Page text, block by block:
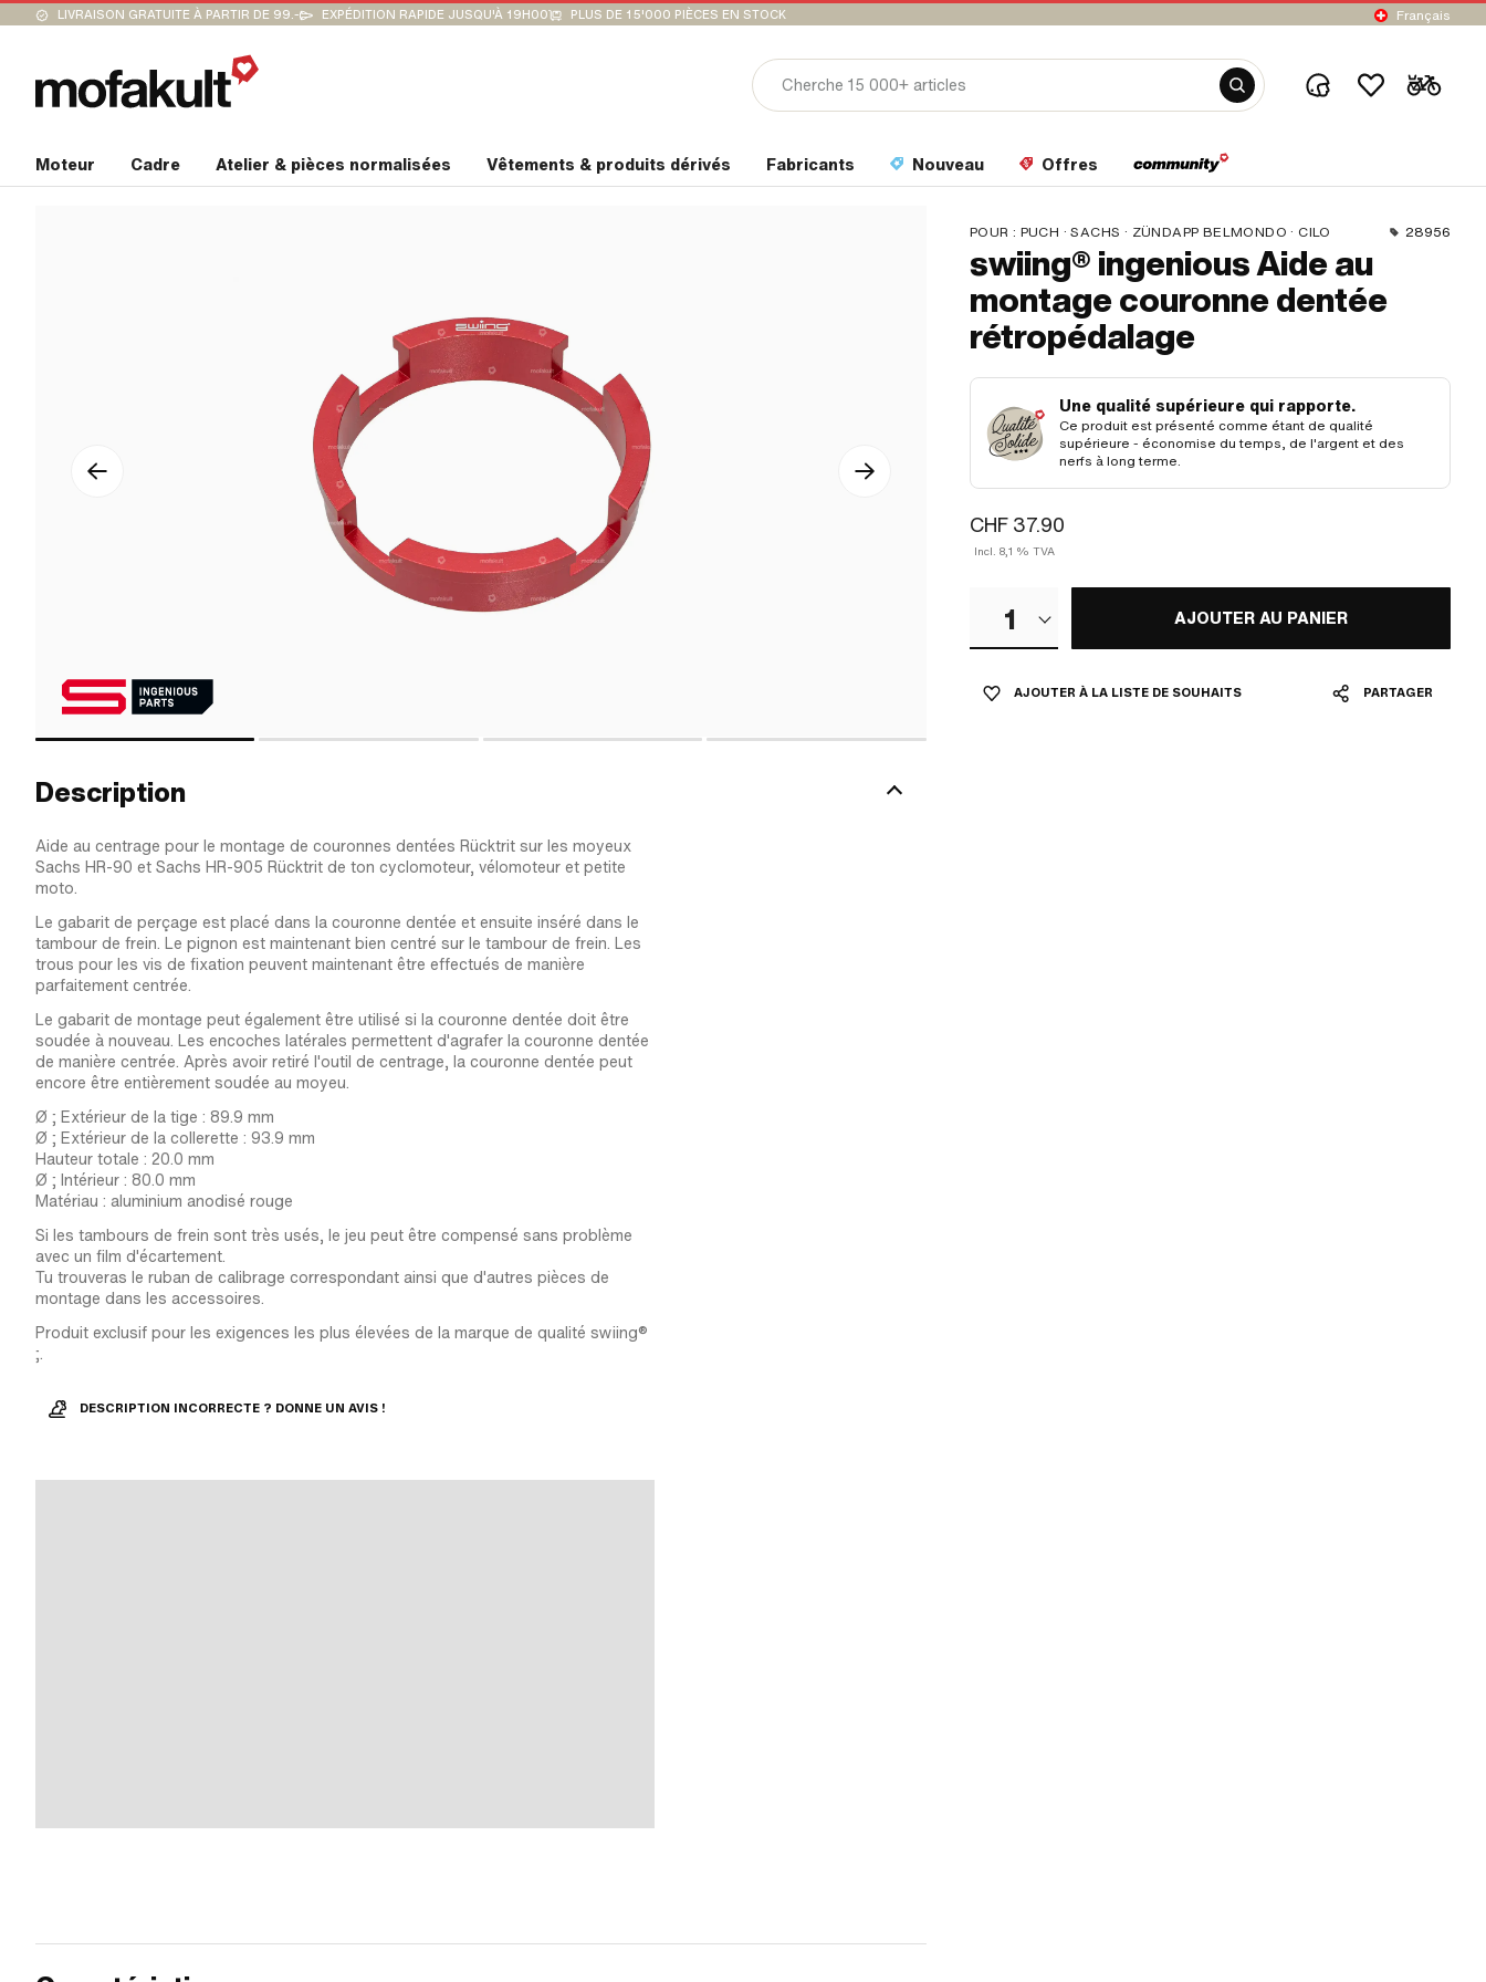
LIVRAISON GRATUITE À PARTIR DE 99.- EXPÉDITION RAPIDE JUSQU'À 19H00 PLUS DE 15'000 PIÈCES EN STOCK Français
Moteur Cadre Atelier & pièces normalisées Vêtements & produits dérivés Fabricants Nouveau Offres
POUR : PUCH · SACHS · ZÜNDAPP BELMONDO · CILO 28956
swiing® ingenious Aide au
montage couronne dentée
rétropédalage
Une qualité supérieure qui rapporte.
Ce produit est présenté comme étant de qualité
supérieure - économise du temps, de l'argent et des
nerfs à long terme.
CHF 37.90
Incl. 8,1 % TVA
1 AJOUTER AU PANIER
AJOUTER À LA LISTE DE SOUHAITS PARTAGER
Description
Aide au centrage pour le montage de couronnes dentées Rücktrit sur les moyeux
Sachs HR-90 et Sachs HR-905 Rücktrit de ton cyclomoteur, vélomoteur et petite
moto.
Le gabarit de perçage est placé dans la couronne dentée et ensuite inséré dans le
tambour de frein. Le pignon est maintenant bien centré sur le tambour de frein. Les
trous pour les vis de fixation peuvent maintenant être effectués de manière
parfaitement centrée.
Le gabarit de montage peut également être utilisé si la couronne dentée doit être
soudée à nouveau. Les encoches latérales permettent d'agrafer la couronne dentée
de manière centrée. Après avoir retiré l'outil de centrage, la couronne dentée peut
encore être entièrement soudée au moyeu.
Ø ; Extérieur de la tige : 89.9 mm
Ø ; Extérieur de la collerette : 93.9 mm
Hauteur totale : 20.0 mm
Ø ; Intérieur : 80.0 mm
Matériau : aluminium anodisé rouge
Si les tambours de frein sont très usés, le jeu peut être compensé sans problème
avec un film d'écartement.
Tu trouveras le ruban de calibrage correspondant ainsi que d'autres pièces de
montage dans les accessoires.
Produit exclusif pour les exigences les plus élevées de la marque de qualité swiing®
;.
DESCRIPTION INCORRECTE ? DONNE UN AVIS !